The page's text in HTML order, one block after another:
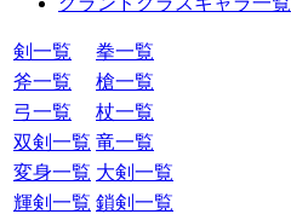
剣一覧
拳一覧
斧一覧
槍一覧
弓一覧
杖一覧
双剣一覧 竜一覧
変身一覧 大剣一覧
輝剣一覧 鎖剣一覧